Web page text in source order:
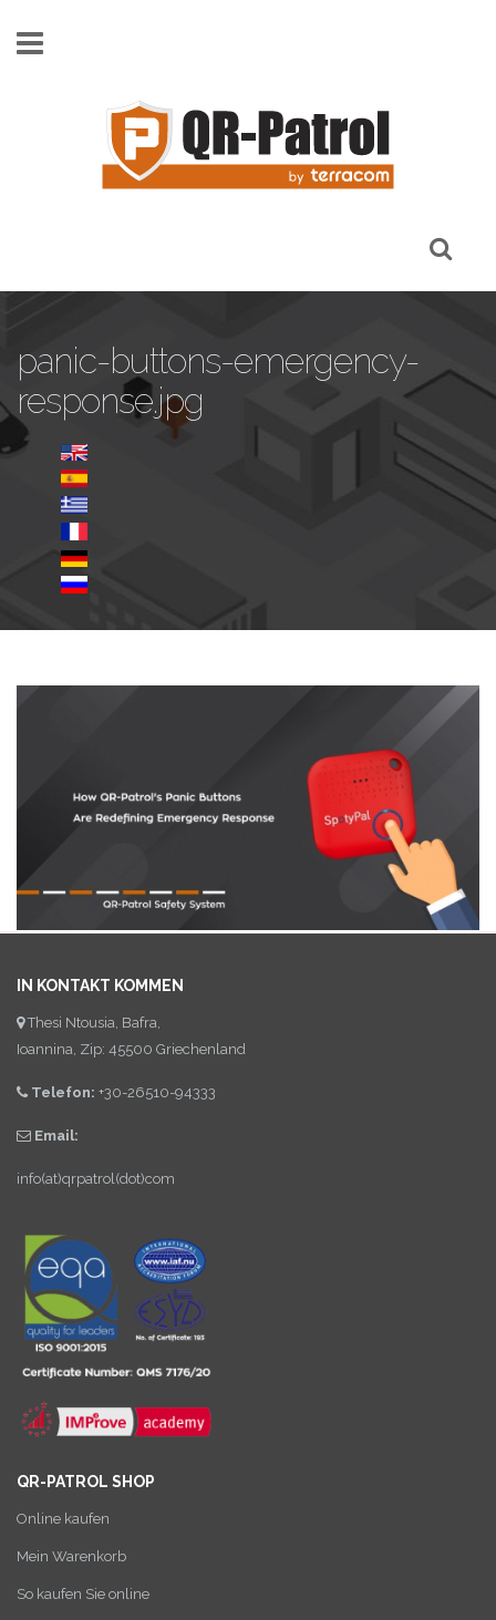
panic-buttons-emergency-
response.jpg
IN KONTAKT KOMMEN
Thesi Ntousia, Bafra,
Ioannina, Zip: 45500 Griechenland
Telefon: +30-26510-94333
Email:
info(at)qrpatrol(dot)com
QR-PATROL SHOP
Online kaufen
Mein Warenkorb
So kaufen Sie online